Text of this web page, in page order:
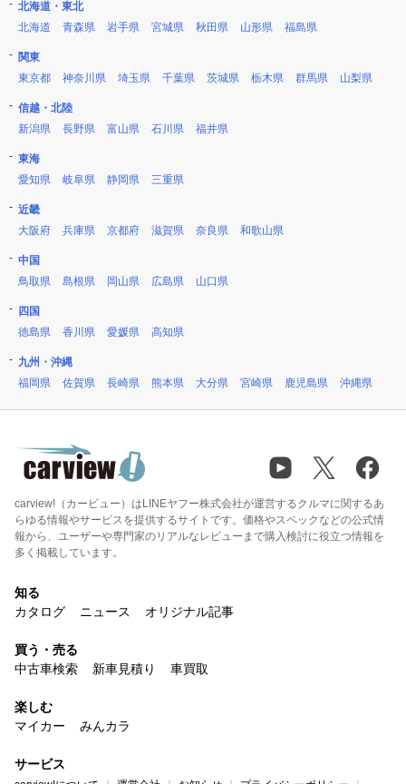
北海道・東北
北海道
青森県 岩手県 宮城県 秋田県 山形県 福島県
関東
東京都
神奈川県 埼玉県 千葉県 茨城県 栃木県 群馬県 山梨県
信越・北陸
新潟県
長野県 富山県 石川県 福井県
東海
愛知県
岐阜県 静岡県 三重県
近畿
大阪府
兵庫県 京都府 滋賀県 奈良県 和歌山県
中国
鳥取県
島根県 岡山県 広島県 山口県
四国
徳島県
香川県 愛媛県 高知県
九州・沖縄
福岡県
佐賀県 長崎県 熊本県 大分県 宮崎県 鹿児島県 沖縄県
carview!（カービュー）はLINEヤフー株式会社が運営するクルマに関するあ
らゆる情報やサービスを提供するサイトです。価格やスペックなどの公式情
報から、ユーザーや専門家のリアルなレビューまで購入検討に役立つ情報を
多く掲載しています。
知る
カタログ
ニュース オリジナル記事
買う・売る
中古車検索
新車見積り 車買取
楽しむ
マイカー
みんカラ
サービス